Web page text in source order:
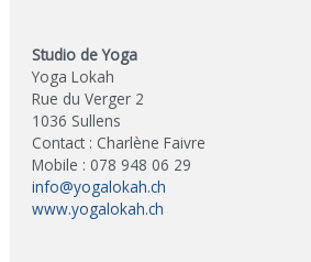
Studio de Yoga
Yoga Lokah
Rue du Verger 2
1036 Sullens
Contact : Charlène Faivre
Mobile : 078 948 06 29
info@yogalokah.ch
www.yogalokah.ch